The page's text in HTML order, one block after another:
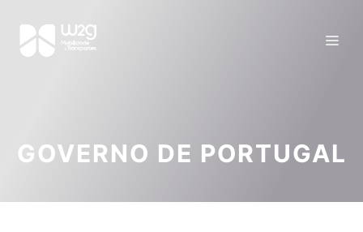
GOVERNO DE PORTUGAL